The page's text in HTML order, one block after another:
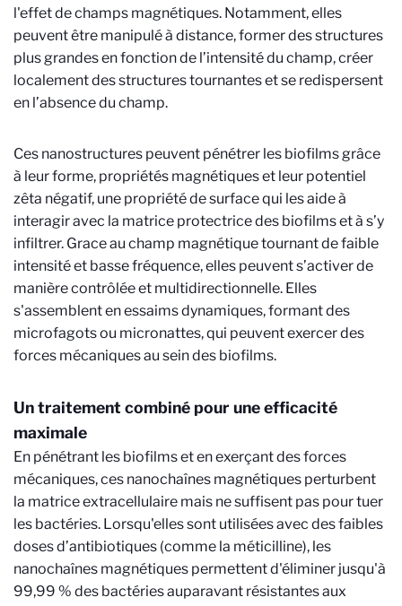
l'effet de champs magnétiques. Notamment, elles
peuvent être manipulé à distance, former des structures
plus grandes en fonction de l’intensité du champ, créer
localement des structures tournantes et se redispersent
en l’absence du champ.
Ces nanostructures peuvent pénétrer les biofilms grâce
à leur forme, propriétés magnétiques et leur potentiel
zêta négatif, une propriété de surface qui les aide à
interagir avec la matrice protectrice des biofilms et à s’y
infiltrer. Grace au champ magnétique tournant de faible
intensité et basse fréquence, elles peuvent s’activer de
manière contrôlée et multidirectionnelle. Elles
s'assemblent en essaims dynamiques, formant des
microfagots ou micronattes, qui peuvent exercer des
forces mécaniques au sein des biofilms.
Un traitement combiné pour une efficacité
maximale
En pénétrant les biofilms et en exerçant des forces
mécaniques, ces nanochaînes magnétiques perturbent
la matrice extracellulaire mais ne suffisent pas pour tuer
les bactéries. Lorsqu'elles sont utilisées avec des faibles
doses d’antibiotiques (comme la méticilline), les
nanochaînes magnétiques permettent d'éliminer jusqu'à
99,99 % des bactéries auparavant résistantes aux